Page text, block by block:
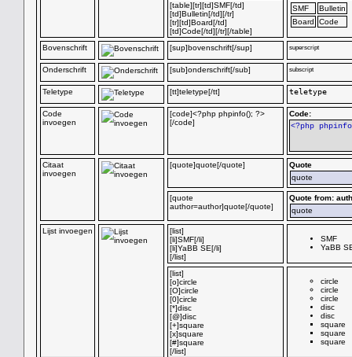
[table][tr][td]SMF[/td]
[td]Bulletin[/td][/tr]
[tr][td]Board[/td]
[td]Code[/td][/tr][/table]
SMF
Bulletin
Board
Code
Bovenschrift [sup]bovenschrift[/sup] superscript
Onderschrift [sub]onderschrift[/sub] subscript
Teletype [tt]teletype[/tt] teletype
Code
invoegen
[code]<?php phpinfo(); ?>
[/code]
Code:
<?php phpinfo
Citaat
invoegen
[quote]quote[/quote]
Quote
quote
[quote
author=author]quote[/quote]
Quote from:
quote
Lijst invoegen
[list]
[li]SMF[/li]
[li]YaBB SE[/li]
[/list]
SMF
YaBB
[list]
[o]circle
[O]circle
[0]circle
[*]disc
[@]disc
[+]square
[x]square
[#]square
[/list]
circle
circle
circle
disc
disc
square
square
square